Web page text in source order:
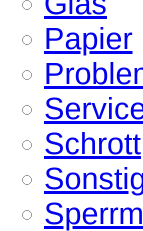
Papier
Schrott